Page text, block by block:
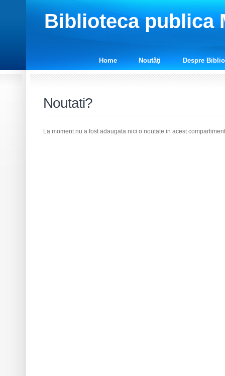
Biblioteca publica
Home Noutăţi Despre
Noutati?
La moment nu a fost adaugata nici o noutate in acest